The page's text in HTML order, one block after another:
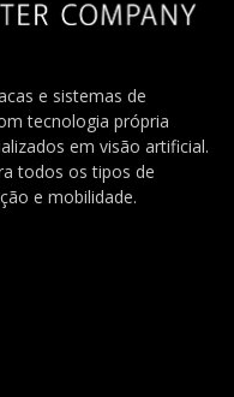
e sistemas de
tecnologia própria
em visão artificial.
todos os tipos de
e mobilidade.